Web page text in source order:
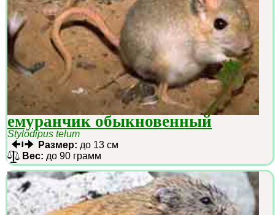
емуранчик обыкновенный
Stylodipus telum
Размер: до 13 см
Вес: до 90 грамм